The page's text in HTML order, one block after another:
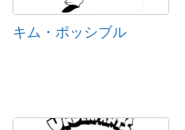
キム・ポッシブル